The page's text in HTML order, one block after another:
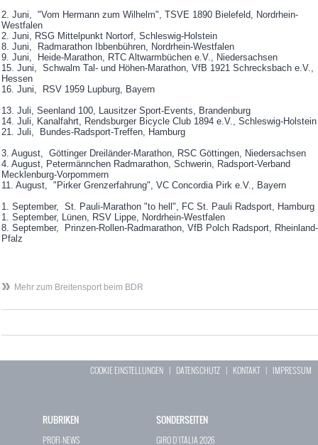
2. Juni, "Vom Hermann zum Wilhelm", TSVE 1890 Bielefeld, Nordrhein-
Westfalen
2. Juni, RSG Mittelpunkt Nortorf, Schleswig-Holstein
8. Juni, Radmarathon Ibbenbühren, Nordrhein-Westfalen
9. Juni, Heide-Marathon, RTC Altwarmbüchen e.V., Niedersachsen
15. Juni, Schwalm Tal- und Höhen-Marathon, VfB 1921 Schrecksbach e.V.,
Hessen
16. Juni, RSV 1959 Lupburg, Bayern
13. Juli, Seenland 100, Lausitzer Sport-Events, Brandenburg
14. Juli, Kanalfahrt, Rendsburger Bicycle Club 1894 e.V., Schleswig-Holstein
21. Juli, Bundes-Radsport-Treffen, Hamburg
3. August, Göttinger Dreiländer-Marathon, RSC Göttingen, Niedersachsen
4. August, Petermännchen Radmarathon, Schwerin, Radsport-Verband
Mecklenburg-Vorpommern
11. August, "Pirker Grenzerfahrung", VC Concordia Pirk e.V., Bayern
1. September, St. Pauli-Marathon "to hell", FC St. Pauli Radsport, Hamburg
1. September, Lünen, RSV Lippe, Nordrhein-Westfalen
8. September, Prinzen-Rollen-Radmarathon, VfB Polch Radsport, Rheinland-
Pfalz
Mehr zum Breitensport beim BDR
COOKIE EINSTELLUNGEN | DATENSCHUTZ | KONTAKT| IMPRESSUM
RUBRIKEN
PROFI-NEWS
SONDERSEITEN
GIRO D`ITALIA 2026